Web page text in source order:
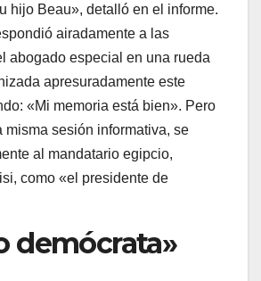
hijo Beau», detalló en el informe.
airadamente a las
abogado especial en una rueda
apresuradamente este
«Mi memoria está bien». Pero
misma sesión informativa, se
al mandatario egipcio,
como «el presidente de
demócrata»